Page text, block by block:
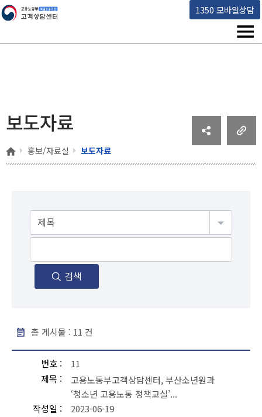
1350 모바일상담
고용노동부 책임운영기관 고객상담센터
메
보도자료
홈 홍보/자료실 보도자료
검색
총 게시물 : 11 건
번호
11
제목
고용노동부고객상담센터, 부산소년원과
‘청소년 고용노동 정책교실’...
작성일
2023-06-19